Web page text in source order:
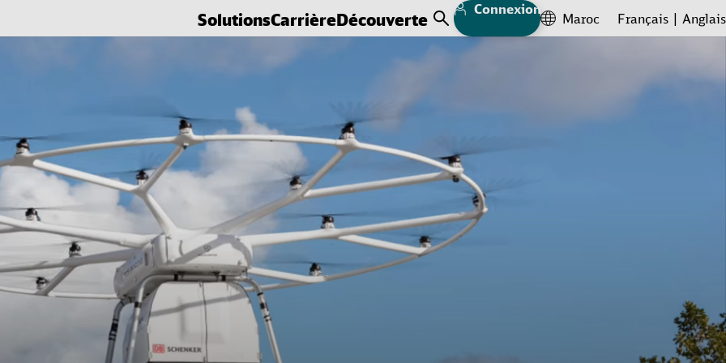
SolutionsCarrièreDécouverte Open Search
Connexion
Maroc Français Anglais